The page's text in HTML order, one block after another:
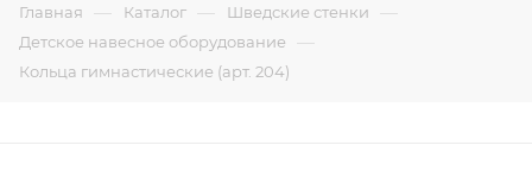
Главная — Каталог — Шведские стенки —
Детское навесное оборудование —
Кольца гимнастические (арт. 204)